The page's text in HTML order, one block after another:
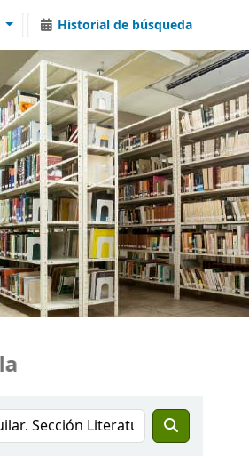
Historial de búsqueda